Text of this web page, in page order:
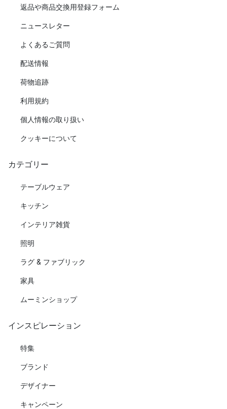
返品や商品交換用登録フォーム
ニュースレター
よくあるご質問
配送情報
荷物追跡
利用規約
個人情報の取り扱い
クッキーについて
カテゴリー
テーブルウェア
キッチン
インテリア雑貨
照明
ラグ & ファブリック
家具
ムーミンショップ
インスピレーション
特集
ブランド
デザイナー
キャンペーン